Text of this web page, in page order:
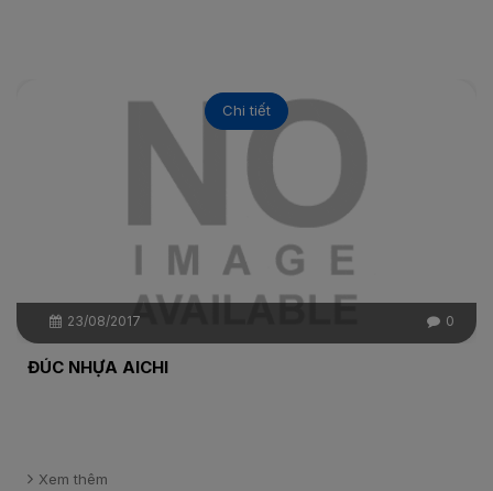
23/08/2017 0
Chi tiết
ĐÚC NHỰA AICHI
Xem thêm